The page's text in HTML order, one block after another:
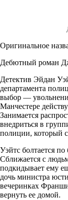
Оригинальное
Дебютный роман
Детектив Эйдан
департамента
выбор —
Манчестере
Занимается
внедриться в
полиции, который
Уэйтс болтается по
Сближается с
подкидывает ему
дочь министра
вечеринках
вернуть ее домой.